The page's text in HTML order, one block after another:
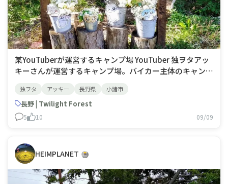
某YouTuberが運営するキャンプ場 YouTuber 独ヲタアッ
キーさんが運営するキャンプ場。バイカー主体のキャンプ
で要確認。ドーム型グランピング施設もあり。上段サイト
は夜景も見れます。トイレとシャワールームがメチャキレ
イです。猫が居るのでテントを離れる際は注意。運が良け
独ヲタ アッキー 長野県 小諸市
長野 | Twilight Forest
5 10 09/09
HEIMPLANET